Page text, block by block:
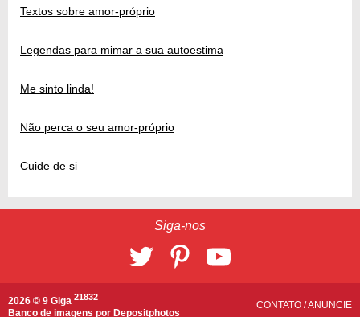
Textos sobre amor-próprio
Legendas para mimar a sua autoestima
Me sinto linda!
Não perca o seu amor-próprio
Cuide de si
Siga-nos
2026 © 9 Giga 21832
Banco de imagens por Depositphotos
CONTATO /ANUNCIE